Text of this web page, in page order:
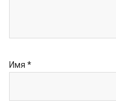
Имя *